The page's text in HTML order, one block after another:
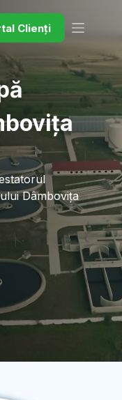
Clienți
Dâmbovița